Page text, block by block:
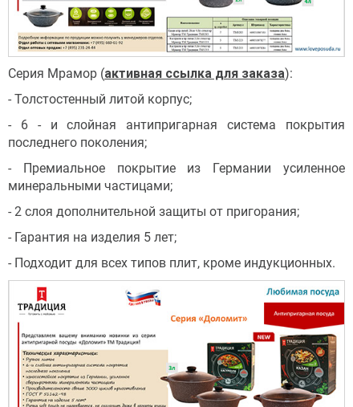
Серия Мрамор (активная ссылка для заказа):
- Толстостенный литой корпус;
- 6 - и слойная антипригарная система покрытия
последнего поколения;
- Премиальное покрытие из Германии усиленное
минеральными частицами;
- 2 слоя дополнительной защиты от пригорания;
- Гарантия на изделия 5 лет;
- Подходит для всех типов плит, кроме индукционных.